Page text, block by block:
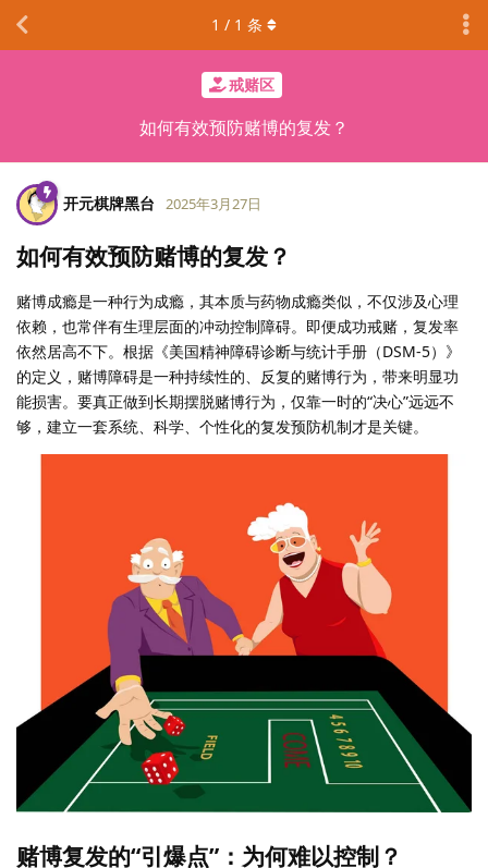
戒赌区
如何有效预防赌博的复发？
1 / 1 条
开元棋牌黑台 2025年3月27日
如何有效预防赌博的复发？
赌博成瘾是一种行为成瘾，其本质与药物成瘾类似，不仅涉及心理
依赖，也常伴有生理层面的冲动控制障碍。即便成功戒赌，复发率
依然居高不下。根据《美国精神障碍诊断与统计手册（DSM-5）》
的定义，赌博障碍是一种持续性的、反复的赌博行为，带来明显功
能损害。要真正做到长期摆脱赌博行为，仅靠一时的“决心”远远不
够，建立一套系统、科学、个性化的复发预防机制才是关键。
赌博复发的“引爆点”：为何难以控制？